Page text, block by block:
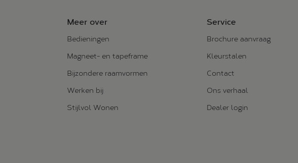
Meer over
Bedieningen
Magneet- en tapeframe
Bijzondere raamvormen
Werken bij
Stijlvol Wonen
Service
Brochure aanvraag
Kleurstalen
Contact
Ons verhaal
Dealer login